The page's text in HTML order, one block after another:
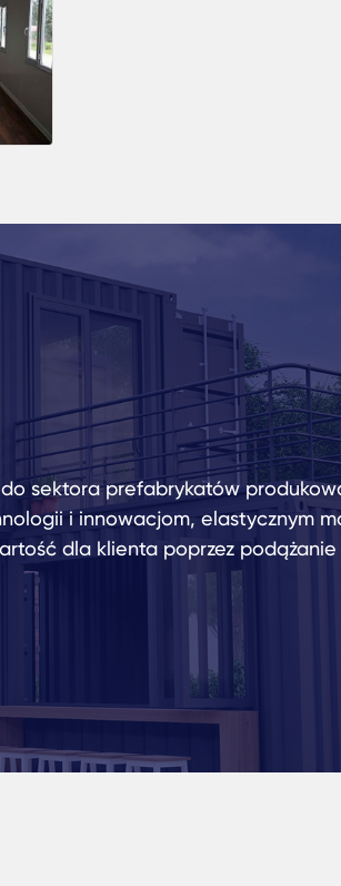
sektora prefabrykatów
i innowacjom, elastycznym
dla klienta poprzez